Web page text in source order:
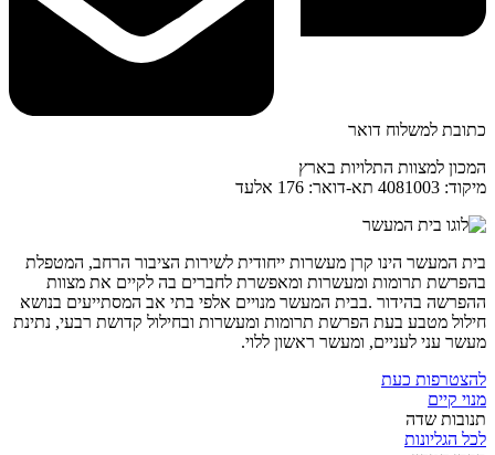
כתובת למשלוח דואר
המכון למצוות התלויות בארץ
מיקוד: 4081003 תא-דואר: 176 אלעד
בית המעשר הינו קרן מעשרות ייחודית לשירות הציבור הרחב, המטפלת
בהפרשת תרומות ומעשרות ומאפשרת לחברים בה לקיים את מצוות
ההפרשה בהידור .בבית המעשר מנויים אלפי בתי אב המסתייעים בנושא
חילול מטבע בעת הפרשת תרומות ומעשרות ובחילול קדושת רבעי, נתינת
מעשר עני לעניים, ומעשר ראשון ללוי.
להצטרפות כעת
מנוי קיים
תנובות שדה
לכל הגליונות